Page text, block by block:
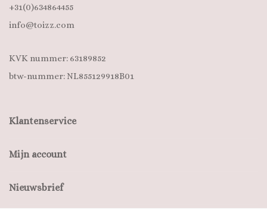
+31(0)634864455
info@toizz.com
KVK nummer: 63189852
btw-nummer: NL855129918B01
Klantenservice
Mijn account
Nieuwsbrief